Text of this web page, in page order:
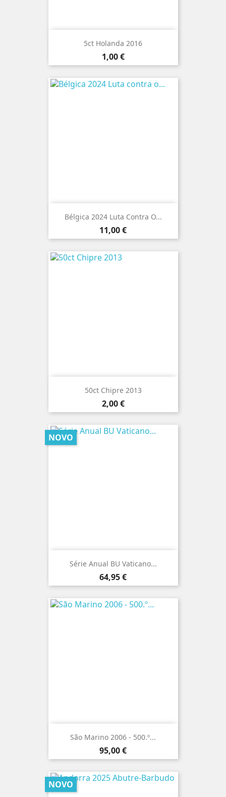
5ct Holanda 2016
Preço
1,00 €
Bélgica 2024 Luta Contra O...
Preço
11,00 €
50ct Chipre 2013
Preço
2,00 €
Série Anual BU Vaticano...
Preço
64,95 €
NOVO
São Marino 2006 - 500.º...
Preço
95,00 €
NOVO